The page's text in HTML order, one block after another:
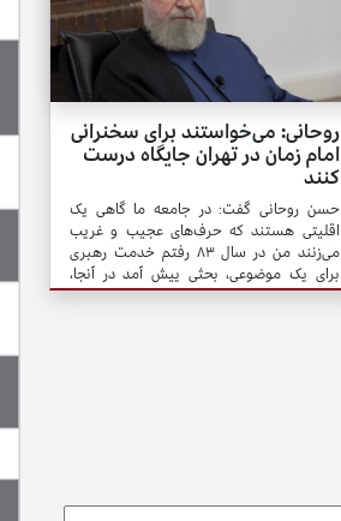
روحانی: می‌خواستند برای سخنرانی
امام زمان در تهران جایگاه درست
کنند
حسن روحانی گفت: در جامعه ما گاهی یک
اقلیتی هستند که حرف‌های عجیب و غریب
می‌زنند من در سال ۸۳ رفتم خدمت رهبری
برای یک موضوعی، بحثی پیش آمد در آنجا،
ایشان به مناسبت فرمودند که فلان آقا، اسم